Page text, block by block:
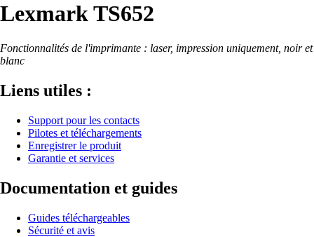
Lexmark TS652
Fonctionnalités de l'imprimante : laser, impression uniquement, noir et
blanc
Liens utiles :
Support pour les contacts
Pilotes et téléchargements
Enregistrer le produit
Garantie et services
Documentation et guides
Guides téléchargeables
Sécurité et avis